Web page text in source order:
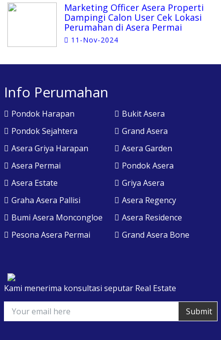
Marketing Officer Asera Properti
Dampingi Calon User Cek Lokasi
Perumahan di Asera Permai
11-Nov-2024
Info Perumahan
Pondok Harapan
Pondok Sejahtera
Asera Griya Harapan
Asera Permai
Asera Estate
Graha Asera Pallisi
Bumi Asera Moncongloe
Pesona Asera Permai
Bukit Asera
Grand Asera
Asera Garden
Pondok Asera
Griya Asera
Asera Regency
Asera Residence
Grand Asera Bone
Kami menerima konsultasi seputar Real Estate
Submit